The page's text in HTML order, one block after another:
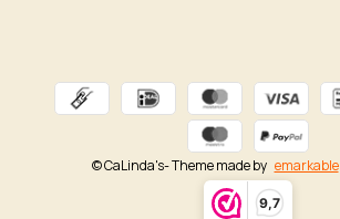
9,7
© CaLinda's- Theme made by emarkable